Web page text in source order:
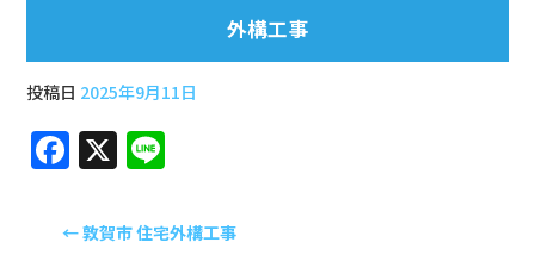
外構工事
投稿日 2025年9月11日
F
a
c
X
e
←敦賀市 住宅外構工事